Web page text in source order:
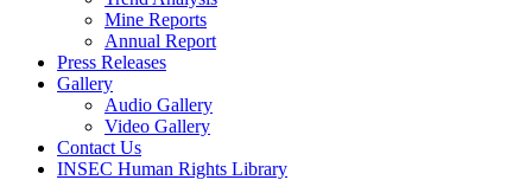
Mine Reports
Annual Report
Press Releases
Gallery
Audio Gallery
Video Gallery
Contact Us
INSEC Human Rights Library